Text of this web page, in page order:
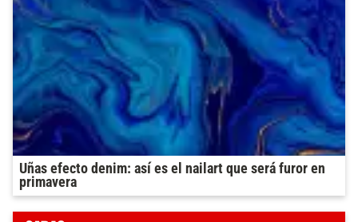
Uñas efecto denim: así es el nailart que será furor en
primavera